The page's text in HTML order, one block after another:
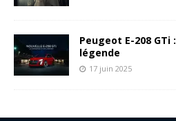
Peugeot E-208 GTi
légende
17 juin 2025